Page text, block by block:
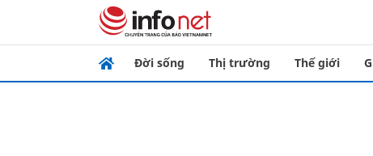
Đời sống Thị trường Thế giới